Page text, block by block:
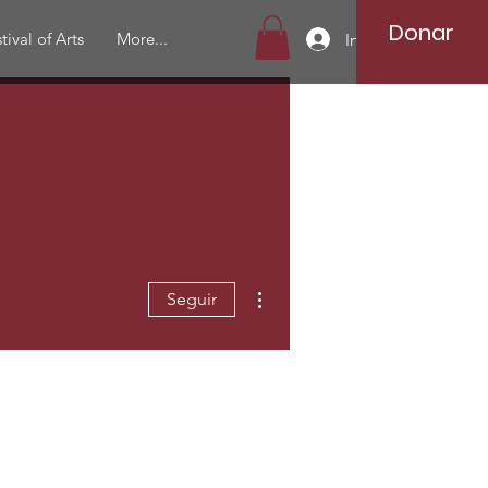
of Arts More... Iniciar sesión
Donar
Seguir